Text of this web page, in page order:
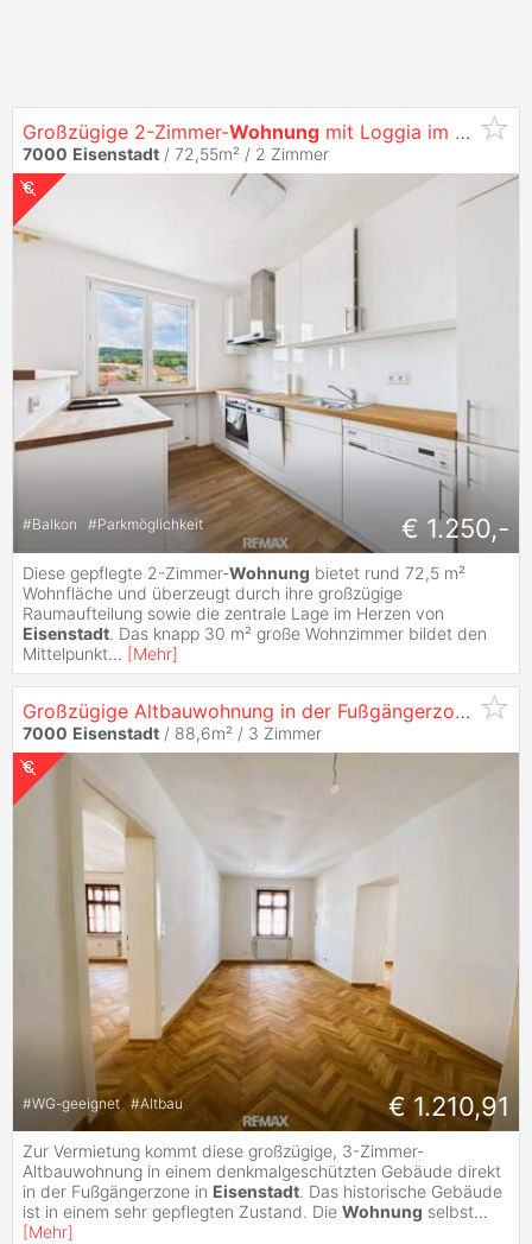
Großzügige 2-Zimmer-Wohnung mit Loggia im Zentrum
7000 Eisenstadt / 72,55m² / 2 Zimmer
#Balkon #Parkmöglichkeit € 1.250,-
Diese gepflegte 2-Zimmer-Wohnung bietet rund 72,5 m²
Wohnfläche und überzeugt durch ihre großzügige
Raumaufteilung sowie die zentrale Lage im Herzen von
Eisenstadt. Das knapp 30 m² große Wohnzimmer bildet den
Mittelpunkt... [Mehr]
Großzügige Altbauwohnung in der Fußgängerzone! WG geeignet
7000 Eisenstadt / 88,6m² / 3 Zimmer
#WG-geeignet #Altbau € 1.210,91
Zur Vermietung kommt diese großzügige, 3-Zimmer-
Altbauwohnung in einem denkmalgeschützten Gebäude direkt
in der Fußgängerzone in Eisenstadt. Das historische Gebäude
ist in einem sehr gepflegten Zustand. Die Wohnung selbst...
[Mehr]